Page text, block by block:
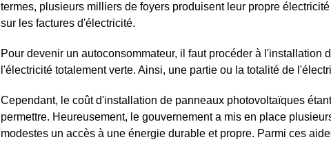
termes, plusieurs milliers de foyers produisent leur propre
sur les factures d'électricité.
Pour devenir un autoconsommateur, il faut procéder à
l'électricité totalement verte. Ainsi, une partie ou la totalité de
Cependant, le coût d'installation de panneaux photovoltaïques
permettre. Heureusement, le gouvernement a mis en place
modestes un accès à une énergie durable et propre. Parmi ces